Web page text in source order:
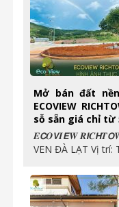
Mở bán đất
ECOVIEW
sỗ sẵn giá chỉ từ
𝑬𝘾𝑶𝙑𝑰𝙀𝑾
VEN ĐÀ LẠT Vị trí: